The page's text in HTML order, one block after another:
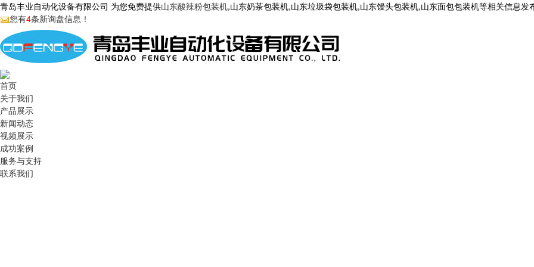
青岛丰业自动化设备有限公司 为您免费提供山东酸辣粉包装机,山东奶茶包装机,山东垃圾袋包装机,山东馒头包装机,山东面包包装机等相关信息发
您有4条新询盘信息！
首页
关于我们
产品展示
新闻动态
视频展示
成功案例
服务与支持
联系我们